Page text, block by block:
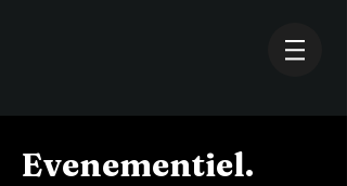
Evenementiel.